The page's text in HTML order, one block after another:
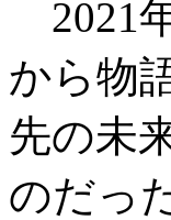
2021
から物
先の未
のだっ